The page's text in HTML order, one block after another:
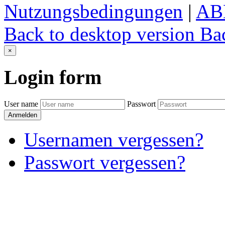
Nutzungsbedingungen |
Back to desktop version
×
Login form
User name Passwort
Anmelden
Usernamen vergessen?
Passwort vergessen?